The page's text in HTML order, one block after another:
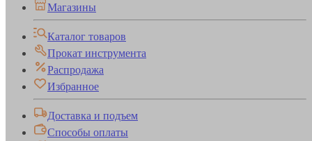
Магазины
Каталог товаров
Прокат инструмента
Распродажа
Избранное
Доставка и подъем
Способы оплаты